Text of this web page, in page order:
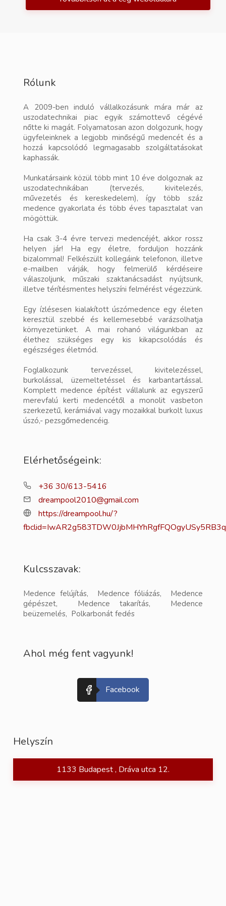
Rólunk
A 2009-ben induló vállalkozásunk mára már az
uszodatechnikai piac egyik számottevő cégévé
nőtte ki magát. Folyamatosan azon dolgozunk, hogy
ügyfeleinknek a legjobb minőségű medencét és a
hozzá kapcsolódó legmagasabb szolgáltatásokat
kaphassák.
Munkatársaink közül több mint 10 éve dolgoznak az
uszodatechnikában (tervezés, kivitelezés,
művezetés és kereskedelem), így több száz
medence gyakorlata és több éves tapasztalat van
mögöttük.
Ha csak 3-4 évre tervezi medencéjét, akkor rossz
helyen jár! Ha egy életre, forduljon hozzánk
bizalommal! Felkészült kollegáink telefonon, illetve
e-mailben várják, hogy felmerülő kérdéseire
válaszoljunk, műszaki szaktanácsadást nyújtsunk,
illetve térítésmentes helyszíni felmérést végezzünk.
Egy ízlésesen kialakított úszómedence egy életen
keresztül szebbé és kellemesebbé varázsolhatja
környezetünket. A mai rohanó világunkban az
élethez szükséges egy kis kikapcsolódás és
egészséges életmód.
Foglalkozunk tervezéssel, kivitelezéssel,
burkolással, üzemeltetéssel és karbantartással.
Komplett medence építést vállalunk az egyszerű
merevfalú kerti medencétől a monolit vasbeton
szerkezetű, kerámiával vagy mozaikkal burkolt luxus
úszó,- pezsgőmedencéig.
Elérhetőségeink:
+36 30/613-5416
dreampool2010@gmail.com
https://dreampool.hu/?
Kulcsszavak:
Medence felújítás, Medence fóliázás, Medence
gépészet, Medence takarítás, Medence
beüzemelés, Polkarbonát fedés
Ahol még fent vagyunk!
Facebook
Helyszín
1133 Budapest , Dráva utca 12.